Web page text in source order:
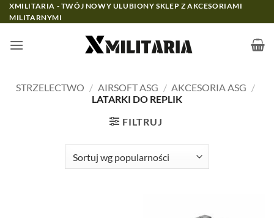
Przewiń
do
XMILITARIA - TWÓJ NOWY ULUBIONY SKLEP Z AKCESORIAMI
MILITARNYMI
STRZELECTWO / AIRSOFT ASG / AKCESORIA ASG /
LATARKI DO REPLIK
FILTRUJ